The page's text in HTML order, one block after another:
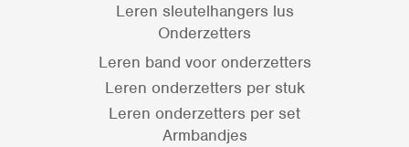
Leren sleutelhangers lus
Onderzetters
Leren band voor onderzetters
Leren onderzetters per stuk
Leren onderzetters per set
Armbandjes